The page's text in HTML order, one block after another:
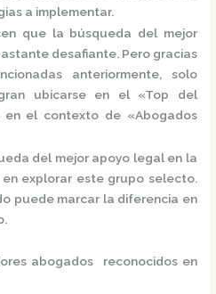
a implementar.
que la búsqueda del mejor
desafiante. Pero gracias
anteriormente, solo
ubicarse en el «Top del
en el contexto de «Abogados
del mejor apoyo legal en la
explorar este grupo selecto.
puede marcar la diferencia en
abogados reconocidos en